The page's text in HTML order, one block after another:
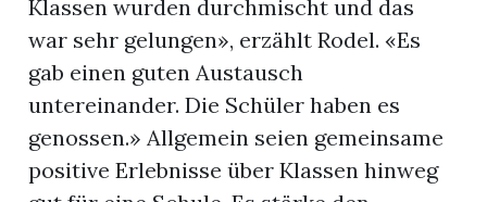
Klassen wurden durchmischt und das
war sehr gelungen», erzählt Rodel. «Es
gab einen guten Austausch
untereinander. Die Schüler haben es
genossen.» Allgemein seien gemeinsame
positive Erlebnisse über Klassen hinweg